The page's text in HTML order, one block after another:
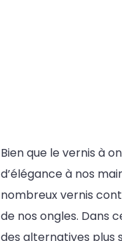
Bien que le vernis à
d’élégance à nos
nombreux vernis
de nos ongles. Dans
des alternatives plus